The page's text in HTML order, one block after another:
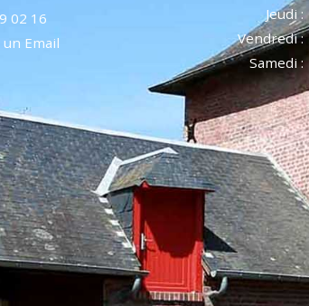
02 16
Email
Jeudi :
Vendredi :
Samedi :